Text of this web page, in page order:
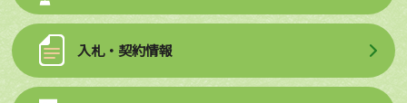
入札・契約情報